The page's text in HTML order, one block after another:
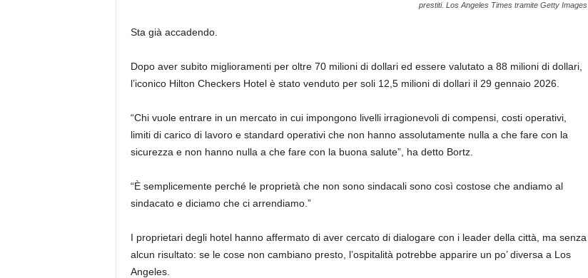
prestiti. Los Angeles Times tramite Getty Images
Sta già accadendo.
Dopo aver subito miglioramenti per oltre 70 milioni di dollari ed essere valutato a 88 milioni di dollari,
l’iconico Hilton Checkers Hotel è stato venduto per soli 12,5 milioni di dollari il 29 gennaio 2026.
“Chi vuole entrare in un mercato in cui impongono livelli irragionevoli di compensi, costi operativi,
limiti di carico di lavoro e standard operativi che non hanno assolutamente nulla a che fare con la
sicurezza e non hanno nulla a che fare con la buona salute”, ha detto Bortz.
“È semplicemente perché le proprietà che non sono sindacali sono così costose che andiamo al
sindacato e diciamo che ci arrendiamo.”
I proprietari degli hotel hanno affermato di aver cercato di dialogare con i leader della città, ma senza
alcun risultato: se le cose non cambiano presto, l’ospitalità potrebbe apparire un po’ diversa a Los
Angeles.